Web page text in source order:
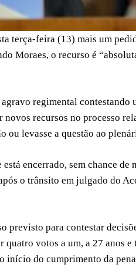
terça-feira (13) mais um
Moraes, o recurso é
regimental contestando
recursos no processo
ou levasse a questão ao
encerrado, sem chance de
o trânsito em julgado do
previsto para contestar
votos a um, a 27 anos e
início do cumprimento da